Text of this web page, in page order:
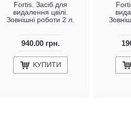
Fortis. Засіб для
видалення цвілі.
Зовнішні роботи 2 л.
940.00 грн.
КУПИТИ